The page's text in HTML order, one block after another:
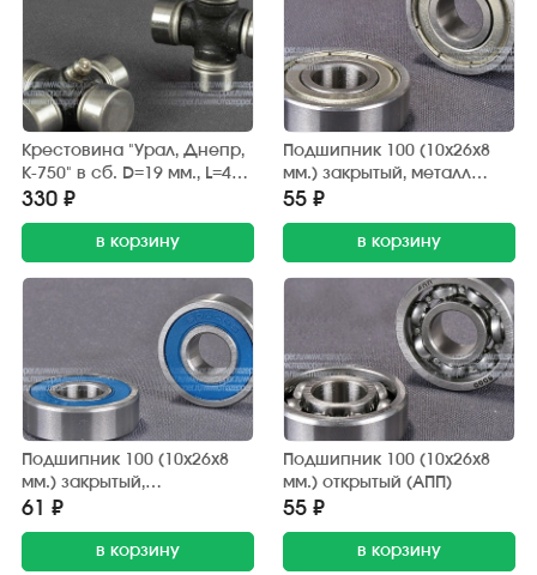
Крестовина "Урал, Днепр,
К-750" в сб. D=19 мм., L=44,6
мм. (Росавтостандарт)
330 ₽
в корзину
Подшипник 100 (10х26х8
мм.) закрытый, металл
(АПП)
55 ₽
в корзину
Подшипник 100 (10х26х8
мм.) закрытый,
обрезиненный (АПП)
61 ₽
в корзину
Подшипник 100 (10х26х8
мм.) открытый (АПП)
55 ₽
в корзину